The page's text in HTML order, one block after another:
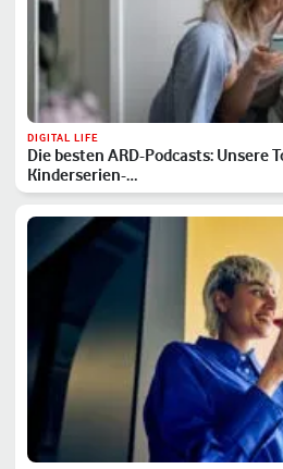
DIGITAL LIFE
Die besten ARD-Podcasts: Unsere
Kinderserien-…